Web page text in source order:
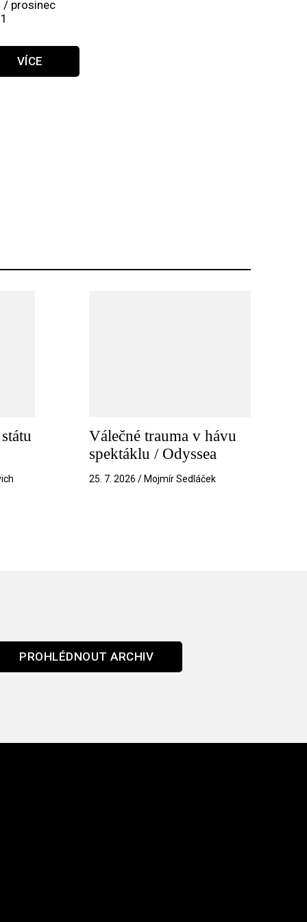
/ prosinec
VÍCE
Válečné trauma v hávu
spektáklu / Odyssea
25. 7. 2026 / Mojmír Sedláček
PROHLÉDNOUT ARCHIV